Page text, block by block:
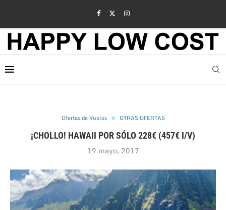
Ofertas de Vuelos OTRAS OFERTAS
¡CHOLLO! HAWAII POR SÓLO 228€ (457€ I/V)
19 mayo, 2017